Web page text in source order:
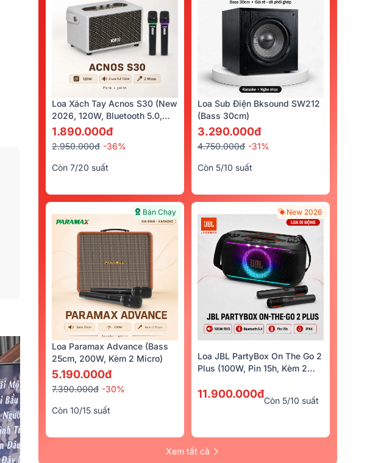
Loa Xách Tay Acnos S30 (New
2026, 120W, Bluetooth 5.0,
Kèm 2 Tay Micro)
1.890.000đ
2.950.000đ -36%
Còn 7/20 suất
Loa Sub Điện Bksound SW212
(bass 30cm)
3.290.000đ
4.750.000đ -31%
Còn 5/10 suất
Bán Chạy
Loa Paramax Advance (Bass
25cm, 200W, Kèm 2 Micro)
5.190.000đ
7.390.000đ -30%
Còn 10/15 suất
New 2026
Loa JBL PartyBox On The Go 2
Plus (100W, Pin 15h, Kèm 2
11.900.000đ
Còn 5/10 suất
Xem tất cả